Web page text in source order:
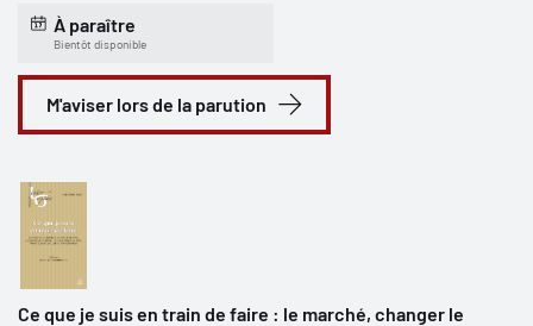
À paraître
Bientôt disponible
M'aviser lors de la parution
Ce que je suis en train de faire : le marché, changer le